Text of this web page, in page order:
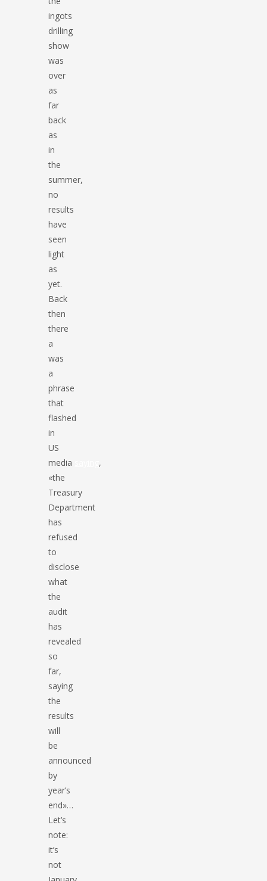
ingots
drilling
show
was
over
as
far
back
as
in
the
summer,
no
results
have
seen
light
as
yet.
Back
then
there
a
was
a
phrase
that
flashed
in
US
media
,
«the
Treasury
Department
has
refused
to
disclose
what
the
audit
has
revealed
so
far,
saying
the
results
will
be
announced
by
year’s
end»…
Let’s
note:
it’s
not